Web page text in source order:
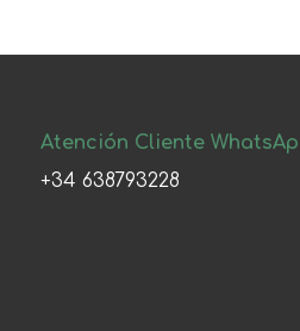
Atención Cliente
+34 638793228